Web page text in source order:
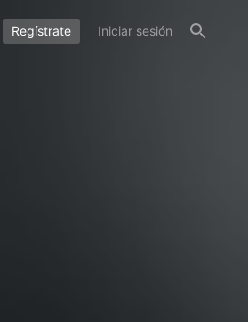
Regístrate Iniciar sesión